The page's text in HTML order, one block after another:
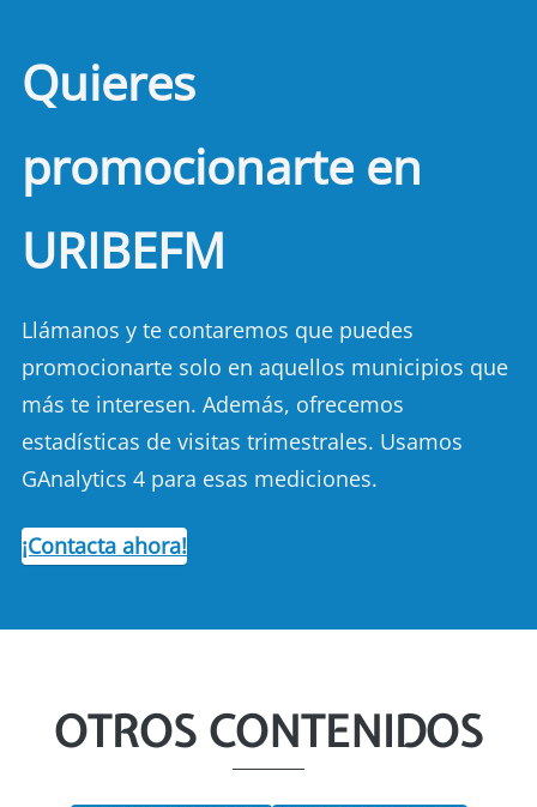
Quieres
promocionarte en
URIBEFM
Llámanos y te contaremos que puedes
promocionarte solo en aquellos municipios que
más te interesen. Además, ofrecemos
estadísticas de visitas trimestrales. Usamos
GAnalytics 4 para esas mediciones.
¡Contacta ahora!
OTROS CONTENIDOS